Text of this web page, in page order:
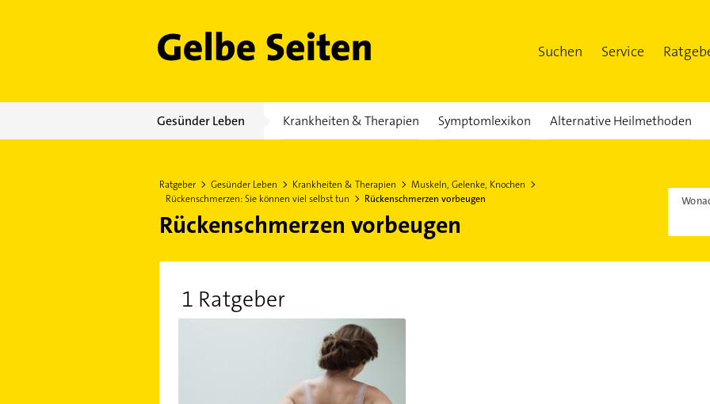
Gelbe Seiten Suchen Service
Gesünder Leben Krankheiten & Therapien Symptomlexikon Alternative Heilmethoden
Ratgeber Gesünder Leben Krankheiten & Therapien
Muskeln, Gelenke, Knochen
Rückenschmerzen: Sie können viel selbst tun
Rückenschmerzen vorbeugen
Rückenschmerzen vorbeugen
1 Ratgeber
Rückenschmerzen: Sie können viel selbst tun